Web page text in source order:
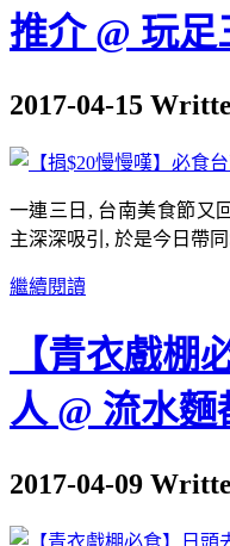
推介 @ 玩足
2017-04-15
一連三日 , 台南美食節又
主深深吸引 , 於是今日帶同
繼續閱讀
【青衣戲棚
人 @ 流水麵
2017-04-09